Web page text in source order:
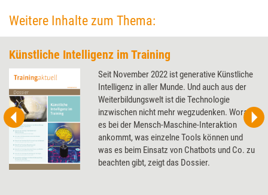
Weitere Inhalte zum Thema:
Künstliche Intelligenz im Training
Seit November 2022 ist generative Künstliche
Intelligenz in aller Munde. Und auch aus der
Weiterbildungswelt ist die Technologie
inzwischen nicht mehr wegzudenken. Worauf
es bei der Mensch-Maschine-Interaktion
ankommt, was einzelne Tools können und
was es beim Einsatz von Chatbots und Co. zu
beachten gibt, zeigt das Dossier.